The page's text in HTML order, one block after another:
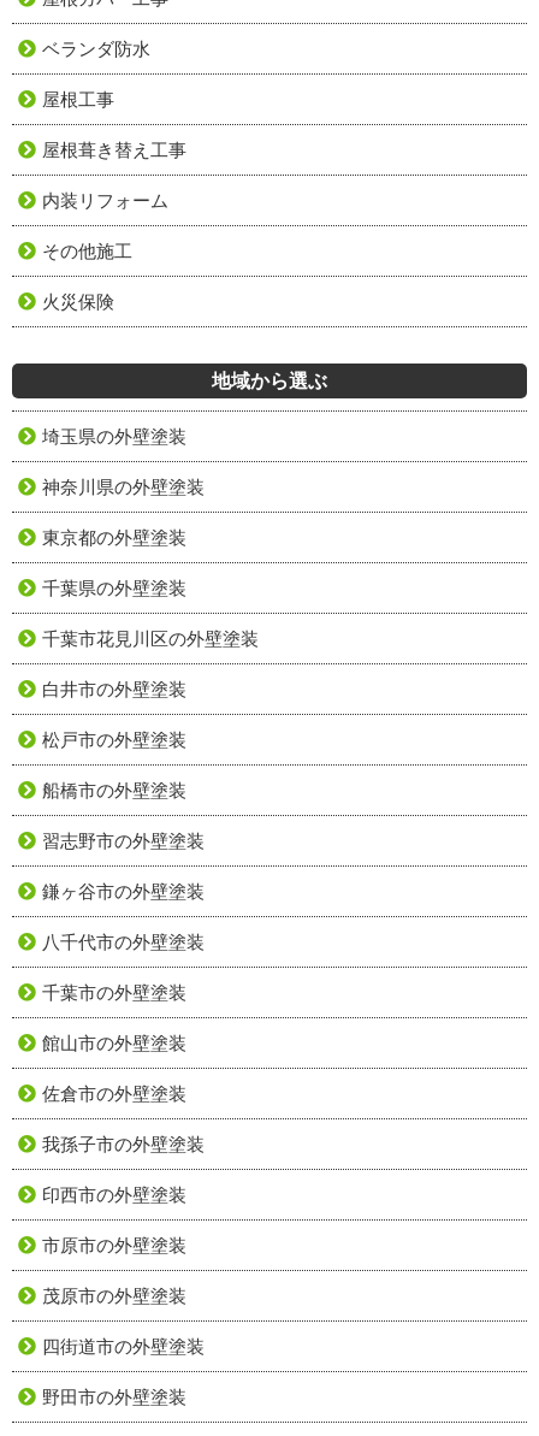
ベランダ防水
屋根工事
屋根葺き替え工事
内装リフォーム
その他施工
火災保険
地域から選ぶ
埼玉県の外壁塗装
神奈川県の外壁塗装
東京都の外壁塗装
千葉県の外壁塗装
千葉市花見川区の外壁塗装
白井市の外壁塗装
松戸市の外壁塗装
船橋市の外壁塗装
習志野市の外壁塗装
鎌ヶ谷市の外壁塗装
八千代市の外壁塗装
千葉市の外壁塗装
館山市の外壁塗装
佐倉市の外壁塗装
我孫子市の外壁塗装
印西市の外壁塗装
市原市の外壁塗装
茂原市の外壁塗装
四街道市の外壁塗装
野田市の外壁塗装